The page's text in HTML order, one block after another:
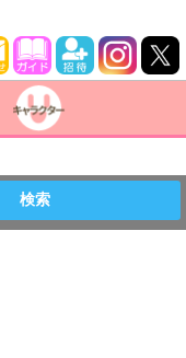
検索